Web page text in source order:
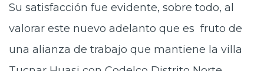
Su satisfacción fue evidente, sobre todo, al
valorar este nuevo adelanto que es fruto de
una alianza de trabajo que mantiene la villa